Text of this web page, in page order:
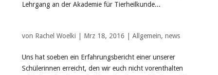
Lehrgang an der Akademie für Tierheilkunde...
von Rachel Woelki Mrz 18, 2016 Allgemein, news
Uns hat soeben ein Erfahrungsbericht einer unserer
Schülerinnen erreicht, den wir euch nicht vorenthalten